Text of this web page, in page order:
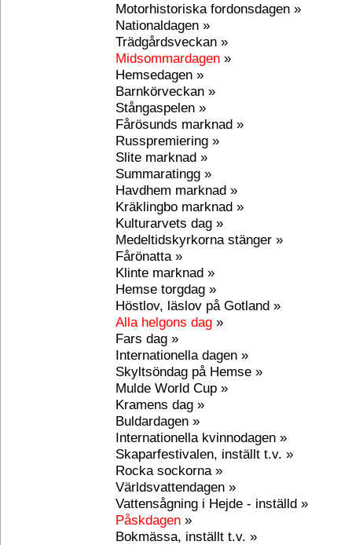
Motorhistoriska fordonsdagen »
Nationaldagen »
Trädgårdsveckan »
Midsommardagen »
Hemsedagen »
Barnkörveckan »
Stångaspelen »
Fårösunds marknad »
Russpremiering »
Slite marknad »
Summaratingg »
Havdhem marknad »
Kräklingbo marknad »
Kulturarvets dag »
Medeltidskyrkorna stänger »
Fårönatta »
Klinte marknad »
Hemse torgdag »
Höstlov, läslov på Gotland »
Alla helgons dag »
Fars dag »
Internationella dagen »
Skyltsöndag på Hemse »
Mulde World Cup »
Kramens dag »
Buldardagen »
Internationella kvinnodagen »
Skaparfestivalen, inställt t.v. »
Rocka sockorna »
Världsvattendagen »
Vattensågning i Hejde - inställd »
Påskdagen »
Bokmässa, inställt t.v. »